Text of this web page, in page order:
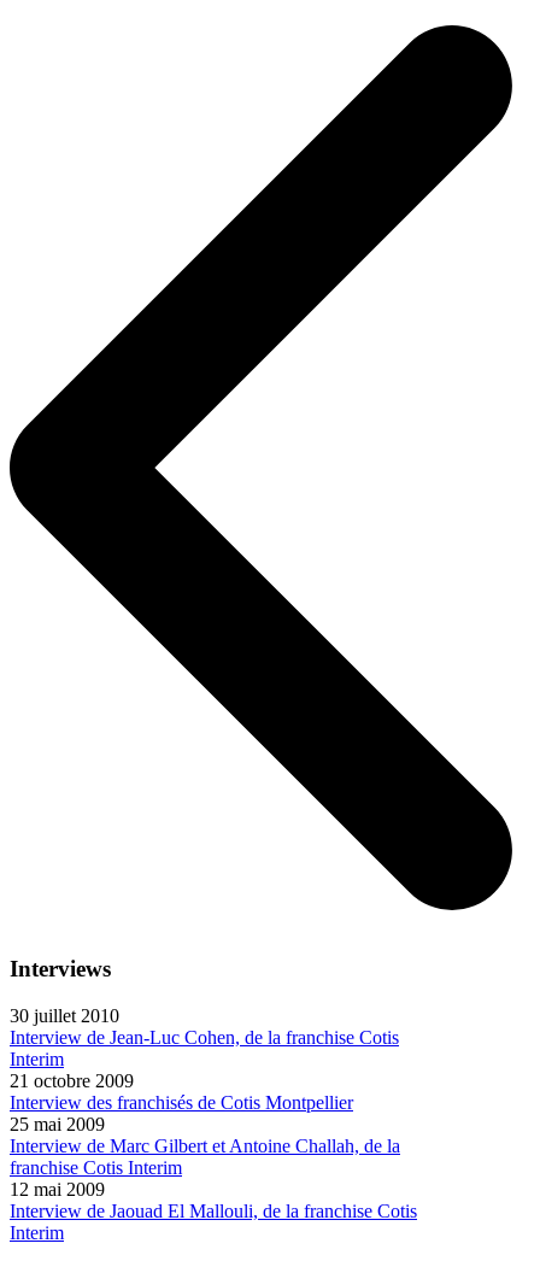
Interviews
30 juillet 2010
Interview de Jean-Luc Cohen, de la franchise Cotis
Interim
21 octobre 2009
Interview des franchisés de Cotis Montpellier
25 mai 2009
Interview de Marc Gilbert et Antoine Challah, de la
franchise Cotis Interim
12 mai 2009
Interview de Jaouad El Mallouli, de la franchise Cotis
Interim